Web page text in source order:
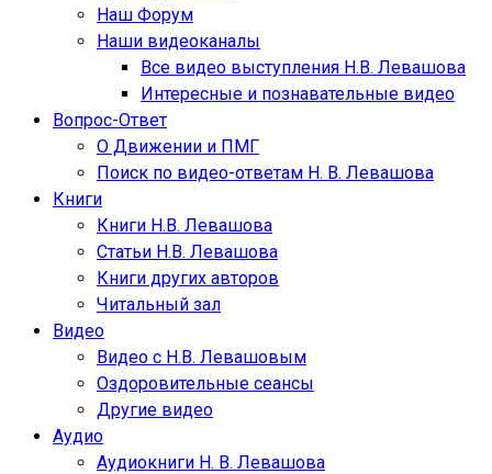
Наш Форум
Наши видеоканалы
Все видео выступления Н.В. Левашова
Интересные и познавательные видео
Вопрос-Ответ
О Движении и ПМГ
Поиск по видео-ответам Н. В. Левашова
Книги
Книги Н.В. Левашова
Статьи Н.В. Левашова
Книги других авторов
Читальный зал
Видео
Видео с Н.В. Левашовым
Оздоровительные сеансы
Другие видео
Аудио
Аудиокниги Н. В. Левашова